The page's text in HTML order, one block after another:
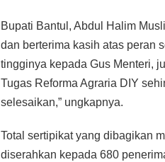
Bupati Bantul, Abdul Halim
dan berterima kasih atas peran
tingginya kepada Gus Menteri,
Tugas Reforma Agraria DIY
selesaikan,” ungkapnya.
Total sertipikat yang dibagikan
diserahkan kepada 680